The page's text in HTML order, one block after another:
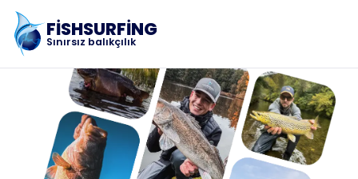
FISHSURFING
Sınırsız balıkçılık
Kayıt
Ev